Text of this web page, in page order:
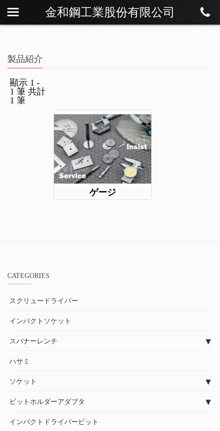
金和鋼工業股份有限公司
私たちについて
製品紹介
連絡方法
製品紹介
顯示 1 -
1 筆 共計
1 筆
ゲージ
CATEGORIES
スクリュードライバー
インパクトソケット
スパナーレンチ
ハサミ
ソケット
ビットホルダーアダブタ
インバクトドライバービット